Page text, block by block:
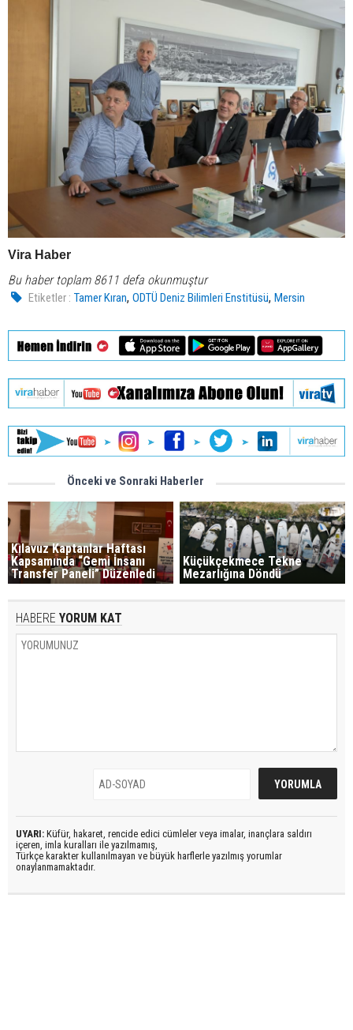
Vira Haber
Bu haber toplam 8611 defa okunmuştur
Etiketler : Tamer Kıran,ODTÜ Deniz Bilimleri Enstitüsü,Mersin
Önceki ve Sonraki Haberler
Kılavuz Kaptanlar Haftası
Kapsamında “Gemi İnsanı
Transfer Paneli” Düzenledi
Küçükçekmece Tekne
Mezarlığına Döndü
HABERE YORUM KAT
UYARI: Küfür, hakaret, rencide edici cümleler veya imalar, inançlara saldırı
içeren, imla kuralları ile yazılmamış,
Türkçe karakter kullanılmayan ve büyük harflerle yazılmış yorumlar
onaylanmamaktadır.